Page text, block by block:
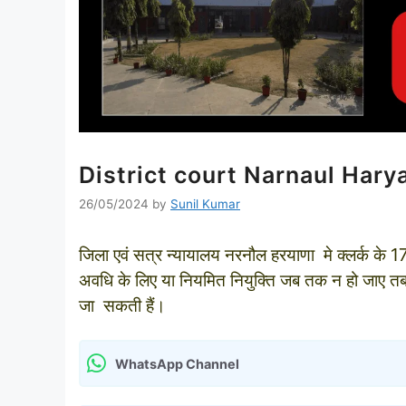
District court Narnaul
26/05/2024 by Sunil Kumar
जिला एवं सत्र न्यायालय नरनौल हरयाणा मे क्‍लर्क के
अवधि के लिए या नियमित नियुक्ति जब तक न हो जाए
जा सकती हैं।
WhatsApp Channel